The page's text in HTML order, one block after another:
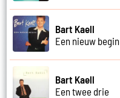
Bart Kaell
Een nieuw begin
Bart Kaell
Een twee drie